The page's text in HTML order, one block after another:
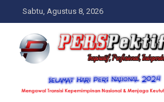
to
content
Sabtu, Agustus 8, 2026
Perspektif.today
Ispiratif Profesional Independen